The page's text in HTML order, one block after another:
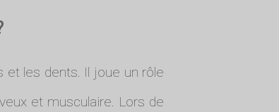
et les dents. Il joue un rôle
et musculaire. Lors de